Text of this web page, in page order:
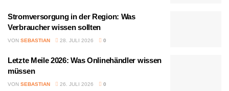
Stromversorgung in der Region: Was
Verbraucher wissen sollten
VON SEBASTIAN 28. JULI 2026 0
Letzte Meile 2026: Was Onlinehändler wissen
müssen
VON SEBASTIAN 26. JULI 2026 0